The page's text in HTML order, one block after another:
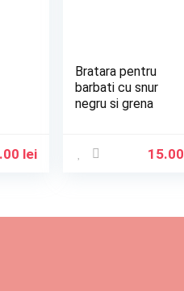
lei
Bratara pentru
barbati cu snur
negru si grena
15.00